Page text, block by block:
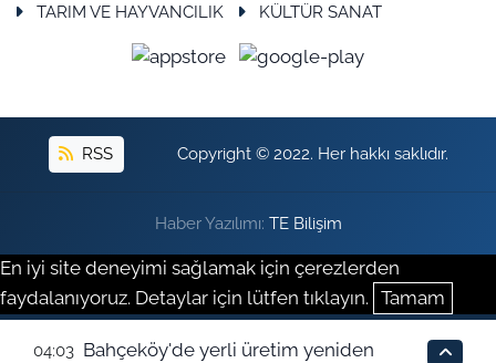
TARIM VE HAYVANCILIK
KÜLTÜR SANAT
RSS Copyright © 2022. Her hakkı saklıdır.
Haber Yazılımı: TE Bilişim
En iyi site deneyimi sağlamak için çerezlerden
faydalanıyoruz. Detaylar için lütfen tıklayın. Tamam
04:03 Bahçeköy'de yerli üretim yeniden